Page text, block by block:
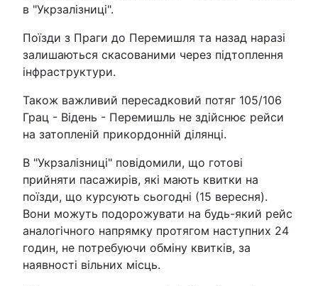
в "Укрзалізниці".
Поїзди з Праги до Перемишля та назад наразі
залишаються скасованими через підтоплення
інфраструктури.
Також важливий пересадковий потяг 105/106
Грац - Відень - Перемишль не здійснює рейси
на затопленій прикордонній ділянці.
В "Укрзалізниці" повідомили, що готові
прийняти пасажирів, які мають квитки на
поїзди, що курсують сьогодні (15 вересня).
Вони можуть подорожувати на будь-який рейс
аналогічного напрямку протягом наступних 24
годин, не потребуючи обміну квитків, за
наявності вільних місць.